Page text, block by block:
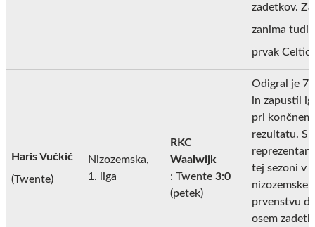
zadetkov.
zanima tudi
prvak Celtic.
Haris Vučkić
(Twente)
Nizozemska,
1. liga
RKC
Waalwijk
: Twente 3:0
(petek)
Odigral je
in zapustil
pri končnem
rezultatu.
tej sezoni v
prvenstvu
osem